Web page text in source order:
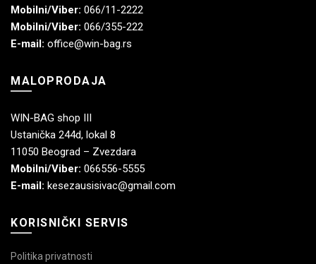
Mobilni/Viber: 066/11-2222
Mobilni/Viber: 066/355-222
E-mail: office@win-bag.rs
MALOPRODAJA
WIN-BAG shop III
Ustanička 244d, lokal 8
11050 Beograd – Zvezdara
Mobilni/Viber: 066556-5555
E-mail: kesezausisivac@gmail.com
KORISNIČKI SERVIS
Politika privatnosti